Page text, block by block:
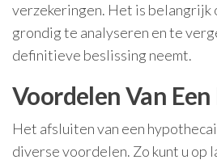
verzekeringen. Het is belangrijk
grondig te analyseren en te
definitieve beslissing neemt.
Voordelen Van
Het afsluiten van een
diverse voordelen. Zo kunt u op